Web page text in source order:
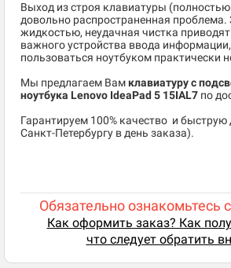
Выход из строя клавиатуры
довольно распространенная проблема.
жидкостью, неудачная чистка
важного устройства ввода
пользоваться ноутбуком практически
Мы предлагаем Вам клавиатуру с
ноутбука Lenovo IdeaPad 5 15IAL7 по
​Гарантируем 100% качество и быструю
Санкт-Петербургу в день заказа).
Обязательно ознакомьтесь
Как оформить заказ? Как
что следует обратить